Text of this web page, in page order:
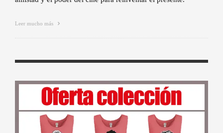
Leer mucho más